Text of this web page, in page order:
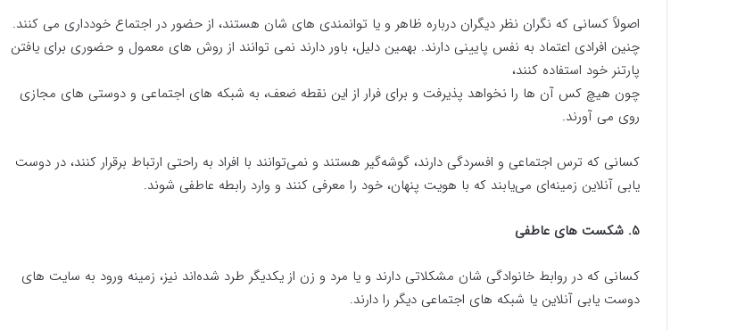
اصولاً کسانی که نگران نظر دیگران درباره ظاهر و یا توانمندی های شان هستند، از حضور در اجتماع خودداری می کنند.
چنین افرادی اعتماد به نفس پایینی دارند. بهمین دلیل، باور دارند نمی توانند از روش های معمول و حضوری برای یافتن
پارتنر خود استفاده کنند،
چون هیچ کس آن ها را نخواهد پذیرفت و برای فرار از این نقطه ضعف، به شبکه های اجتماعی و دوستی های مجازی
روی می آورند.
کسانی که ترس اجتماعی و افسردگی دارند، گوشه‌گیر هستند و نمی‌توانند با افراد به راحتی ارتباط برقرار کنند، در دوست
یابی آنلاین زمینه‌ای می‌یابند که با هویت پنهان، خود را معرفی کنند و وارد رابطه عاطفی شوند.
5. شکست های عاطفی
کسانی که در روابط خانوادگی شان مشکلاتی دارند و یا مرد و زن از یکدیگر طرد شده‌اند نیز، زمینه ورود به سایت های
دوست یابی آنلاین یا شبکه های اجتماعی دیگر را دارند.